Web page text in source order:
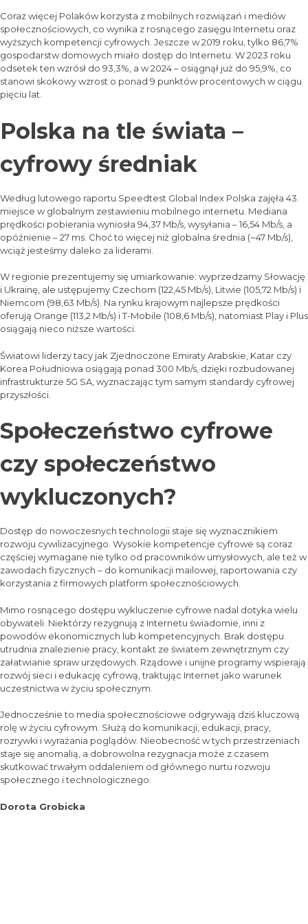
Coraz więcej Polaków korzysta z mobilnych rozwiązań i mediów
społecznościowych, co wynika z rosnącego zasięgu Internetu oraz
wyższych kompetencji cyfrowych. Jeszcze w 2019 roku, tylko 86,7%
gospodarstw domowych miało dostęp do Internetu. W 2023 roku
odsetek ten wzrósł do 93,3%, a w 2024 – osiągnął już do 95,9%, co
stanowi skokowy wzrost o ponad 9 punktów procentowych w ciągu
pięciu lat.
Polska na tle świata –
cyfrowy średniak
Według lutowego raportu Speedtest Global Index Polska zajęła 43.
miejsce w globalnym zestawieniu mobilnego internetu. Mediana
prędkości pobierania wyniosła 94,37 Mb/s, wysyłania – 16,54 Mb/s, a
opóźnienie – 27 ms. Choć to więcej niż globalna średnia (~47 Mb/s),
wciąż jesteśmy daleko za liderami.
W regionie prezentujemy się umiarkowanie: wyprzedzamy Słowację
i Ukrainę, ale ustępujemy Czechom (122,45 Mb/s), Litwie (105,72 Mb/s) i
Niemcom (98,63 Mb/s). Na rynku krajowym najlepsze prędkości
oferują Orange (113,2 Mb/s) i T-Mobile (108,6 Mb/s), natomiast Play i Plus
osiągają nieco niższe wartości.
Światowi liderzy tacy jak Zjednoczone Emiraty Arabskie, Katar czy
Korea Południowa osiągają ponad 300 Mb/s, dzięki rozbudowanej
infrastrukturze 5G SA, wyznaczając tym samym standardy cyfrowej
przyszłości.
Społeczeństwo cyfrowe
czy społeczeństwo
wykluczonych?
Dostęp do nowoczesnych technologii staje się wyznacznikiem
rozwoju cywilizacyjnego. Wysokie kompetencje cyfrowe są coraz
częściej wymagane nie tylko od pracowników umysłowych, ale też w
zawodach fizycznych – do komunikacji mailowej, raportowania czy
korzystania z firmowych platform społecznościowych.
Mimo rosnącego dostępu wykluczenie cyfrowe nadal dotyka wielu
obywateli. Niektórzy rezygnują z Internetu świadomie, inni z
powodów ekonomicznych lub kompetencyjnych. Brak dostępu
utrudnia znalezienie pracy, kontakt ze światem zewnętrznym czy
załatwianie spraw urzędowych. Rządowe i unijne programy wspierają
rozwój sieci i edukację cyfrową, traktując Internet jako warunek
uczestnictwa w życiu społecznym.
Jednocześnie to media społecznościowe odgrywają dziś kluczową
rolę w życiu cyfrowym. Służą do komunikacji, edukacji, pracy,
rozrywki i wyrażania poglądów. Nieobecność w tych przestrzeniach
staje się anomalią, a dobrowolna rezygnacja może z czasem
skutkować trwałym oddaleniem od głównego nurtu rozwoju
społecznego i technologicznego.
Dorota Grobicka